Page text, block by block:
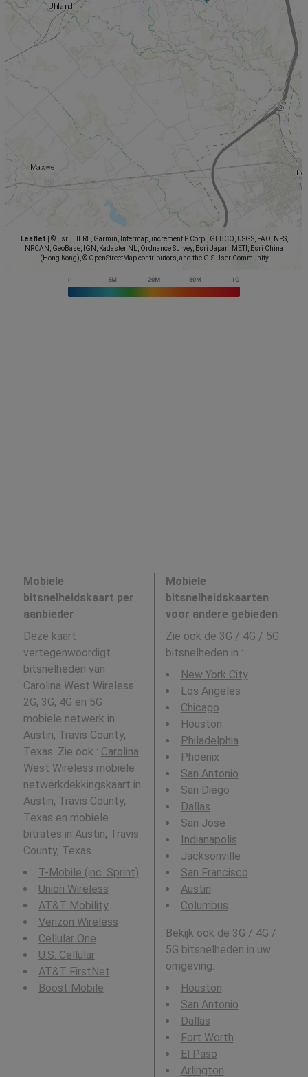
Leaflet
© Esri, HERE, Garmin, Intermap, increment P Corp., GEBCO, USGS, FAO, NPS,
NRCAN, GeoBase, IGN, Kadaster NL, Ordnance Survey, Esri Japan, METI, Esri China
(Hong Kong), © OpenStreetMap contributors, and the GIS User Community
Mobiele
bitsnelheidskaart per
aanbieder
Deze kaart
vertegenwoordigt
bitsnelheden van
Carolina West Wireless
2G, 3G, 4G en 5G
mobiele netwerk in
Austin, Travis County,
Texas. Zie ook : Carolina
West Wireless mobiele
netwerkdekkingskaart in
Austin, Travis County,
Texas en mobiele
bitrates in Austin, Travis
County, Texas.
T-Mobile (inc. Sprint)
Union Wireless
AT&T Mobility
Verizon Wireless
Cellular One
U.S. Cellular
AT&T FirstNet
Boost Mobile
Mobiele
bitsnelheidskaarten
voor andere gebieden
Zie ook de 3G / 4G / 5G
bitsnelheden in :
New York City
Los Angeles
Chicago
Houston
Philadelphia
Phoenix
San Antonio
San Diego
Dallas
San Jose
Indianapolis
Jacksonville
San Francisco
Austin
Columbus
Bekijk ook de 3G / 4G /
5G bitsnelheden in uw
omgeving:
Houston
San Antonio
Dallas
Fort Worth
El Paso
Arlington